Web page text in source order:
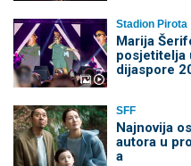
Stadion Pirota
Marija
posjetitelja
dijaspore
SFF
Najnovija
autora u
a